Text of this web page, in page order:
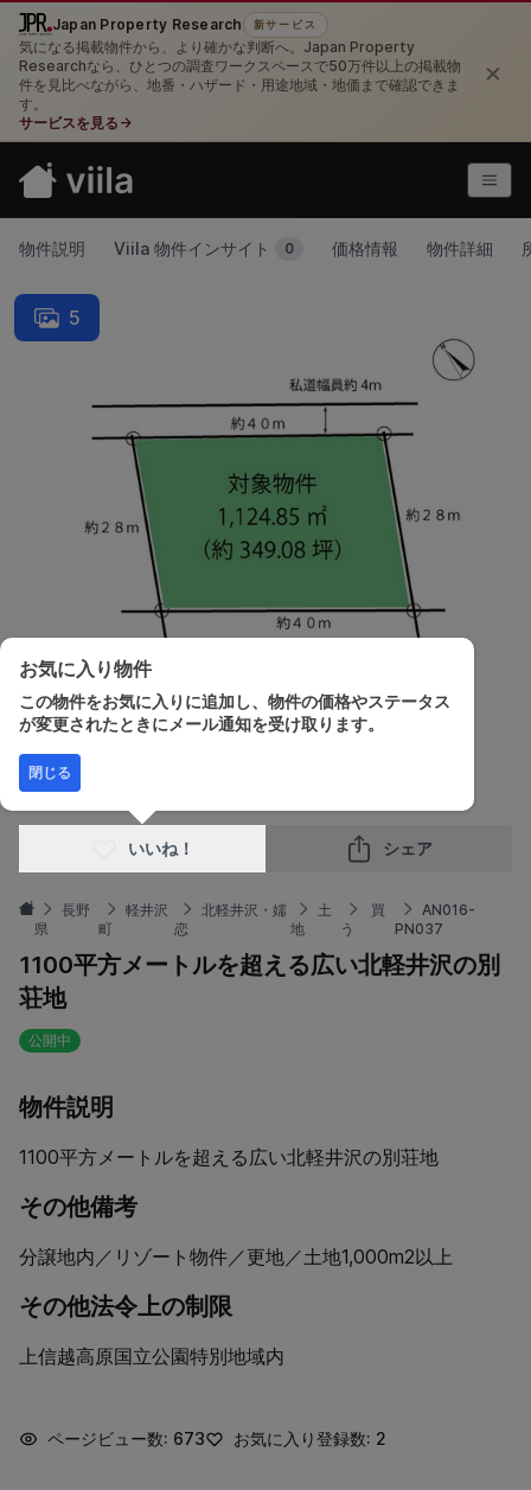
Japan Property Research 新サービス
気になる掲載物件から、より確かな判断へ。Japan Property
Researchなら、ひとつの調査ワークスペースで50万件以上の掲載物
件を見比べながら、地番・ハザード・用途地域・地価まで確認できま
す。
サービスを見る →
×
物件説明 Viila 物件インサイト 0 価格情報 物件詳細
5
販売価格
¥2,000,000
いいね！ シェア
長野
県
軽井沢
町
北軽井沢・嬬
恋
土
地
買
う
AN016-
PN037
1100平方メートルを超える広い北軽井沢の別
荘地
公開中
物件説明
1100平方メートルを超える広い北軽井沢の別荘地
その他備考
分譲地内／リゾート物件／更地／土地1,000m2以上
その他法令上の制限
上信越高原国立公園特別地域内
ページビュー数: 673 お気に入り登録数: 2
お気に入り物件
この物件をお気に入りに追加し、物件の価格やステータス
が変更されたときにメール通知を受け取ります。
閉じる